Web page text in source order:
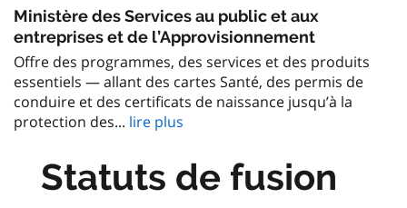
Ministère des Services au public et aux
entreprises et de l’Approvisionnement
Offre des programmes, des services et des produits
essentiels — allant des cartes Santé, des permis de
conduire et des certificats de naissance jusqu’à la
protection des... lire plus
Statuts de fusion